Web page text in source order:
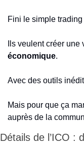
Fini le simple
Ils veulent créer une
économique.
Avec des outils
Mais pour que ça
auprès de la
Détails de l’ICO :